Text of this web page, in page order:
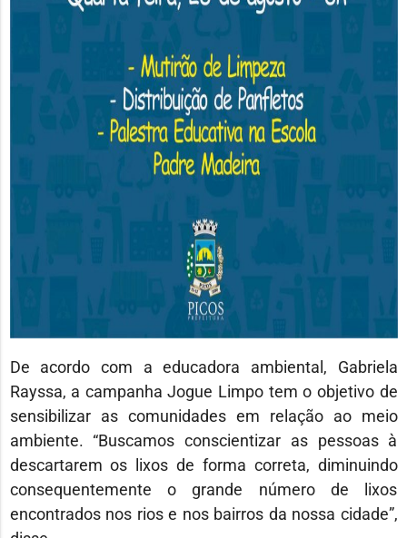
De acordo com a educadora ambiental, Gabriela
Rayssa, a campanha Jogue Limpo tem o objetivo de
sensibilizar as comunidades em relação ao meio
ambiente. “Buscamos conscientizar as pessoas à
descartarem os lixos de forma correta, diminuindo
consequentemente o grande número de lixos
encontrados nos rios e nos bairros da nossa cidade”,